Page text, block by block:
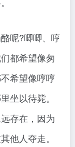
呢?唧唧、哼
都希望像匆
希望像哼哼
坐以待毙。
存在，因为
他人夺走。